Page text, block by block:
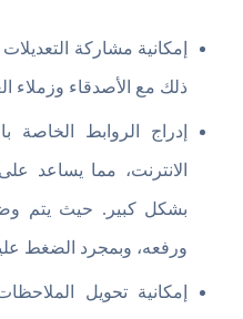
إمكانية مشاركة
ذلك مع الأصدقاء وزملاء
إدراج الروابط الخاصة
الانترنت، مما يساعد
بشكل كبير. حيث يتم
ورفعه، وبمجرد الضغط
إمكانية تحويل